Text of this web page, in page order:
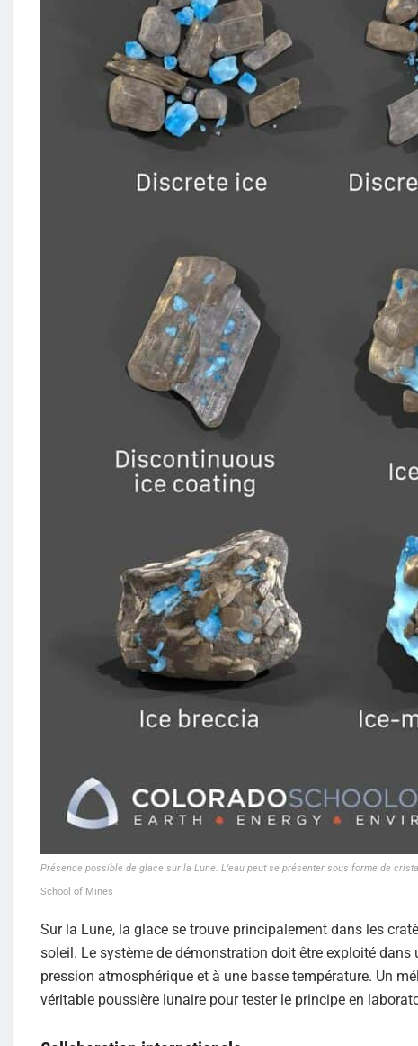
Présence possible de glace sur la Lune. L’eau peut se présenter sous forme de
School of Mines
Sur la Lune, la glace se trouve principalement dans les
soleil. Le système de démonstration doit être exploité
pression atmosphérique et à une basse température. Un
véritable poussière lunaire pour tester le principe en